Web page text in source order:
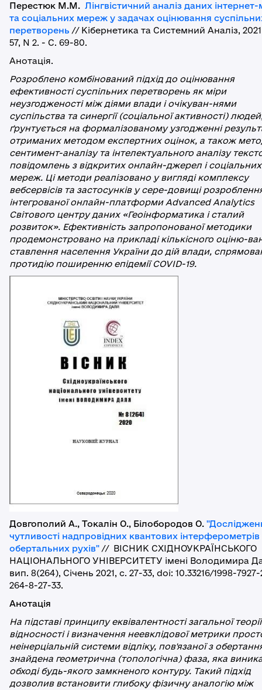
Перестюк М.М. Лінгвістичний аналіз даних інтернет-
та соціальних мереж у задачах оцінювання
перетворень // Кібернетика та Системний Аналіз,
57, N 2. - C. 69-80.
Анотація.
Розроблено комбінований підхід до оцінювання
ефективності суспільних перетворень як міри
неузгодженості між діями влади і очікуван-нями
суспільства та синергії (соціальної активності)
ґрунтується на формалізованому узгодженні
отриманих методом експертних оцінок, а також
сентимент-аналізу та інтелектуального аналізу
повідомлень з відкритих онлайн-джерел і соціальних
мереж. Ці методи реалізовано у вигляді комплексу
вебсервісів та застосунків у сере-довищі
інтегрованої онлайн-платформи Advanced Analytics
Світового центру даних «Геоінформатика і сталий
розвиток». Ефективність запропонованої методики
продемонстровано на прикладі кількісного оціню-
ставлення населення України до дій влади,
протидію поширенню епідемії COVID-19.
Довгополий А., Токалін О., Білобородов О.
чутливості надпровідних квантових
обертальних рухів" // ВІСНИК СХІДНОУКРАЇНСЬКОГО
НАЦІОНАЛЬНОГО УНІВЕРСИТЕТУ імені Володимира
вип. 8(264), Січень 2021, с. 27-33, doi: 10.33216/1998-
264-8-27-33.
Анотація
На підставі принципу еквівалентності загальної теорії
відносності і визначення неевклідової метрики
неінерціальній системи відліку, пов'язаної з
знайдена геометрична (топологічна) фаза, яка
обході будь-якого замкненого контуру. Такий підхід
дозволив встановити глибоку фізичну аналогію між